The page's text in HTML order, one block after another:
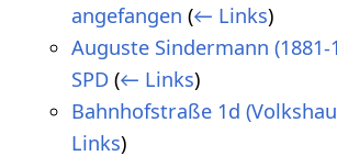
angefangen (← Links)
Auguste Sindermann
SPD (← Links)
Bahnhofstraße 1d
Links)